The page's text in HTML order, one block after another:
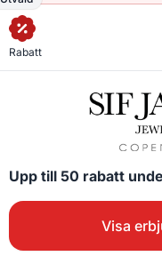
Utvald
Rabatt
Upp till 50 rabatt
Visa